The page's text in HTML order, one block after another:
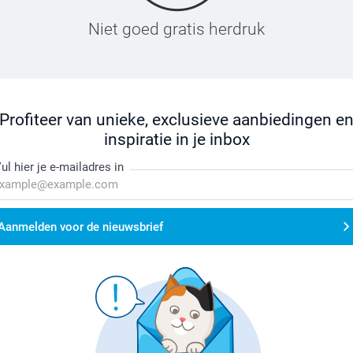
Niet goed gratis herdruk
Profiteer van unieke, exclusieve aanbiedingen en
inspiratie in je inbox
hier je e-mailadres in
voor de nieuwsbrief